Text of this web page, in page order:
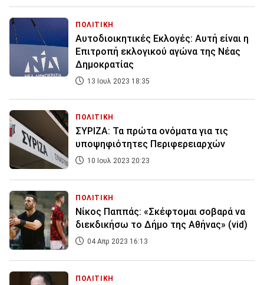
ΠΟΛΙΤΙΚΗ
Αυτοδιοικητικές Εκλογές: Αυτή είναι η
Επιτροπή εκλογικού αγώνα της Νέας
Δημοκρατίας
13 Ιουλ 2023 18:35
ΠΟΛΙΤΙΚΗ
ΣΥΡΙΖΑ: Τα πρώτα ονόματα για τις
υποψηφιότητες Περιφερειαρχών
10 Ιουλ 2023 20:23
ΠΟΛΙΤΙΚΗ
Νίκος Παππάς: «Σκέφτομαι σοβαρά να
διεκδικήσω το Δήμο της Αθήνας» (vid)
04 Απρ 2023 16:13
ΠΟΛΙΤΙΚΗ